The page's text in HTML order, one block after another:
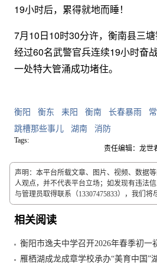
19小时后，累得就地而睡！
7月10日10时30分许，衡南县三塘
经过60名武警官兵连续19小时奋
一处特大管涌成功堵住。
衡阳 衡东 耒阳 衡南 长春暴雨
跳槽那些事儿 湖南 消防
Tags:
责任编辑：龙世
声明：本平台所载文章、图片、视频、数据
人观点，并不代表平台立场；如发现有违法
与管理员取得联系（13307475833），我们将
相关阅读
衡阳市逸夫中学召开2026年春季初一
雁栖湖成龙成章学校承办“美育中国”